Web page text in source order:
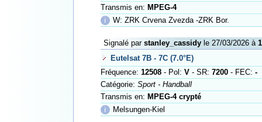
Transmis en: MPEG-4
ℹ
W: ZRK Crvena Zvezda -ZRK Bor.
Signalé par stanley_cassidyle 27/03/2026 à
Eutelsat 7B - 7C (7.0°E)
Fréquence: 12508- Pol: V- SR: 7200- FEC: -
Catégorie: Sport - Handball
Transmis en: MPEG-4 crypté
ℹ
Melsungen-Kiel